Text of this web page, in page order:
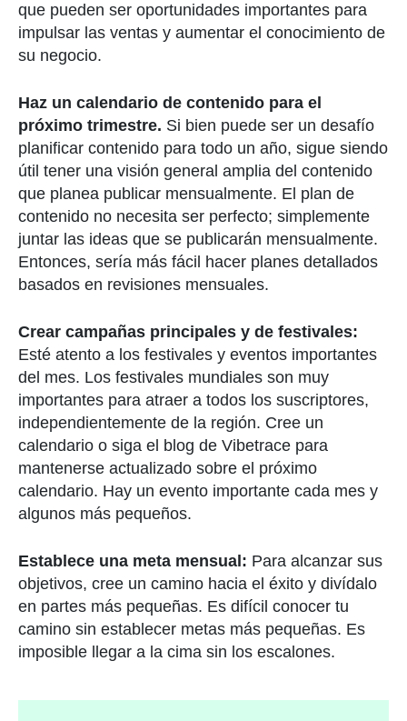
que pueden ser oportunidades importantes para
impulsar las ventas y aumentar el conocimiento de
su negocio.
Haz un calendario de contenido para el
próximo trimestre. Si bien puede ser un desafío
planificar contenido para todo un año, sigue siendo
útil tener una visión general amplia del contenido
que planea publicar mensualmente. El plan de
contenido no necesita ser perfecto; simplemente
juntar las ideas que se publicarán mensualmente.
Entonces, sería más fácil hacer planes detallados
basados en revisiones mensuales.
Crear campañas principales y de festivales:
Esté atento a los festivales y eventos importantes
del mes. Los festivales mundiales son muy
importantes para atraer a todos los suscriptores,
independientemente de la región. Cree un
calendario o siga el blog de Vibetrace para
mantenerse actualizado sobre el próximo
calendario. Hay un evento importante cada mes y
algunos más pequeños.
Establece una meta mensual: Para alcanzar sus
objetivos, cree un camino hacia el éxito y divídalo
en partes más pequeñas. Es difícil conocer tu
camino sin establecer metas más pequeñas. Es
imposible llegar a la cima sin los escalones.